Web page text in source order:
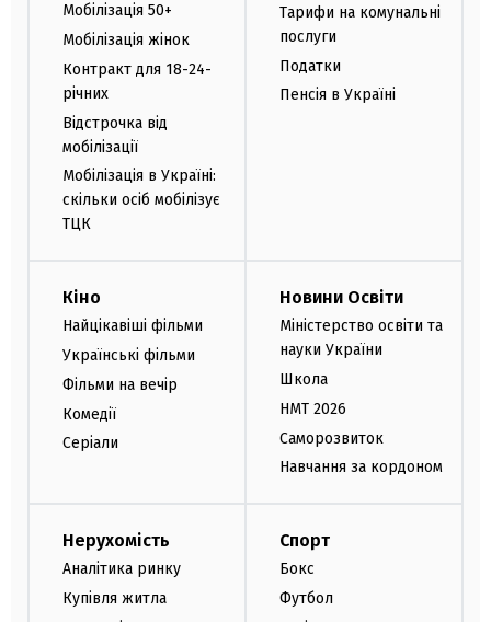
Мобілізація 50+
Мобілізація жінок
Контракт для 18-24-
річних
Відстрочка від
мобілізації
Мобілізація в Україні:
скільки осіб мобілізує
ТЦК
Тарифи на комунальні
послуги
Податки
Пенсія в Україні
Кіно
Найцікавіші фільми
Українські фільми
Фільми на вечір
Комедії
Серіали
Новини Освіти
Міністерство освіти та
науки України
Школа
НМТ 2026
Саморозвиток
Навчання за кордоном
Нерухомість
Аналітика ринку
Купівля житла
Спорт
Бокс
Футбол